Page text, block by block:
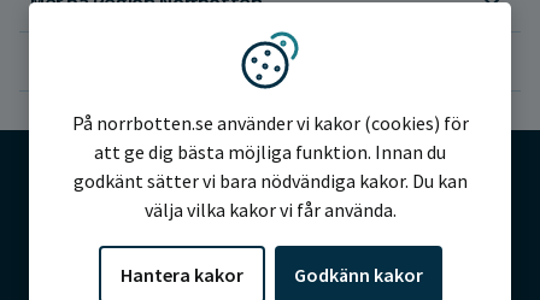
©2026 Region Norrbotten
Vi använder kakor
På norrbotten.se använder vi kakor (cookies) för
att ge dig bästa möjliga funktion. Innan du
godkänt sätter vi bara nödvändiga kakor. Du kan
välja vilka kakor vi får använda.
Hantera kakor Godkänn kakor